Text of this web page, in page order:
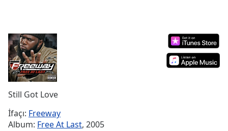
Current
Time0:00
Duration-:-
Loaded:
Stream
TypeLIVE
Seek to
Still Got Love
İfaçı: Freeway
Album: Free At Last, 2005